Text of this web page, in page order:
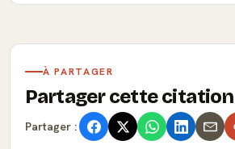
À PARTAGER
Partager cette citation
Partager :